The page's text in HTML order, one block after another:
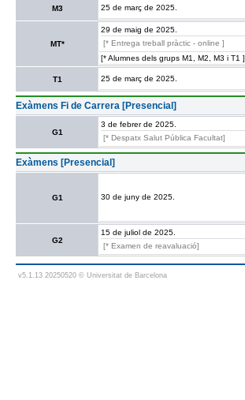
M3 25 de març de 2025.
MT*
29 de maig de 2025.
[* Entrega treball pràctic - online ]
[* Alumnes dels grups M1, M2, M3 i T1 ]
T1 25 de març de 2025.
Exàmens Fi de Carrera [Presencial]
G1
3 de febrer de 2025.
[* Despatx Salut Pública Facultat]
Exàmens [Presencial]
G1 30 de juny de 2025.
G2
15 de juliol de 2025.
[* Examen de reavaluació]
v5.1.13 20250520 © Universitat de Barcelona